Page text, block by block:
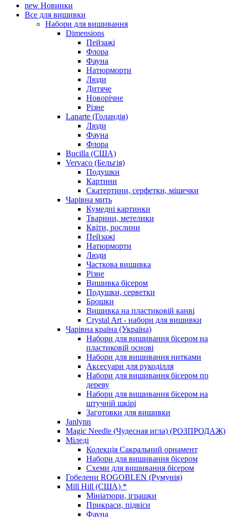
new Новинки
Все для вишивки
Набори для вишивання
Dimensions
Пейзажі
Флора
Фауна
Натюрморти
Люди
Дитяче
Новорічне
Різне
Lanarte (Голандія)
Люди
Фауна
Флора
Bucilla (США)
Vervaco (Бельгія)
Подушки
Картини
Скатертини, серфетки, мішечки
Чарiвна мить
Кумедні картинки
Тварини, метелики
Квіти, рослини
Пейзажі
Натюрморти
Люди
Часткова вишивка
Різне
Вишивка бісером
Подушки, серветки
Брошки
Вишивка на пластиковій канві
Crystal Art - набори для вишивки
Чарівна країна (Україна)
Набори для вишивання бісером на
пластиковій основі
Набори для вишивання нитками
Аксесуари для рукоділля
Набори для вишивання бісером по
дереву
Набори для вишивання бісером на
штучній шкірі
Заготовки для вишивки
Janlynn
Magic Needle (Чудесная игла) (РОЗПРОДАЖ)
Міледі
Колекція Сакральний орнамент
Набори для вишивання бісером
Схеми для вишивання бісером
Гобелени ROGOBLEN (Румунія)
Mill Hill (США) *
Мініатюри, іграшки
Прикраси, підвіси
Фауна